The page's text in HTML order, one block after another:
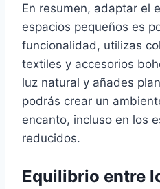
En resumen, adaptar el
espacios pequeños es
funcionalidad, utilizas
textiles y accesorios
luz natural y añades
podrás crear un
encanto, incluso en los
reducidos.
Equilibrio entre